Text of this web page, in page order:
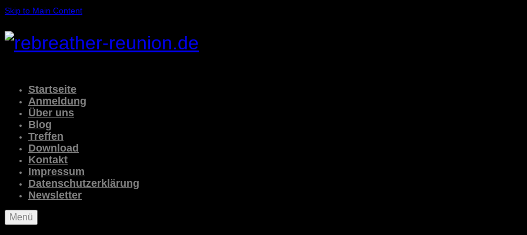
Skip to Main Content
Startseite
Anmeldung
Über uns
Blog
Treffen
Download
Kontakt
Impressum
Datenschutzerklärung
Newsletter
Menü